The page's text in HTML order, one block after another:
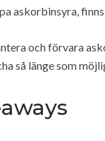
askorbinsyra,
och förvara
så länge som